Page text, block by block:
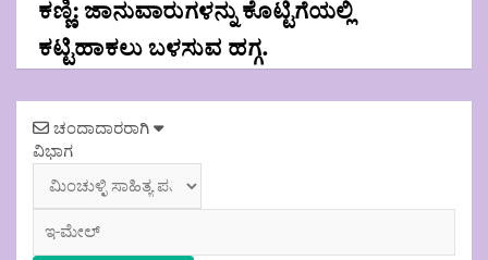
ಕಣ್ಣಿ: ಜಾನುವಾರುಗಳನ್ನು ಕೊಟ್ಟಿಗೆಯಲ್ಲಿ
ಕಟ್ಟಿಹಾಕಲು ಬಳಸುವ ಹಗ್ಗ.
Post
navigation
ಚಂದಾದಾರರಾಗಿ
ವಿಭಾಗ